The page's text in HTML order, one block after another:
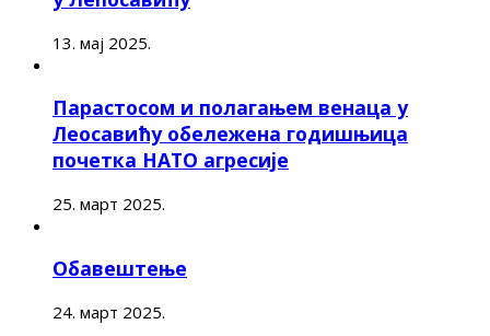
13. мај 2025.
Парастосом и полагањем венаца у
Леосавићу обележена годишњица
почетка НАТО агресије
25. март 2025.
Обавештење
24. март 2025.